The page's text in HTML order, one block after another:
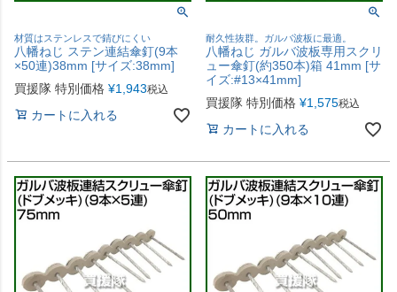
材質はステンレスで錆びにくい
八幡ねじ ステン連結傘釘(9本
×50連)38mm [サイズ:38mm]
買援隊 特別価格 ¥1,943税込
カートに入れる
耐久性抜群。ガルバ波板に最適。
八幡ねじ ガルバ波板専用スクリ
ュー傘釘(約350本)箱 41mm [サ
イズ:#13×41mm]
買援隊 特別価格 ¥1,575税込
カートに入れる